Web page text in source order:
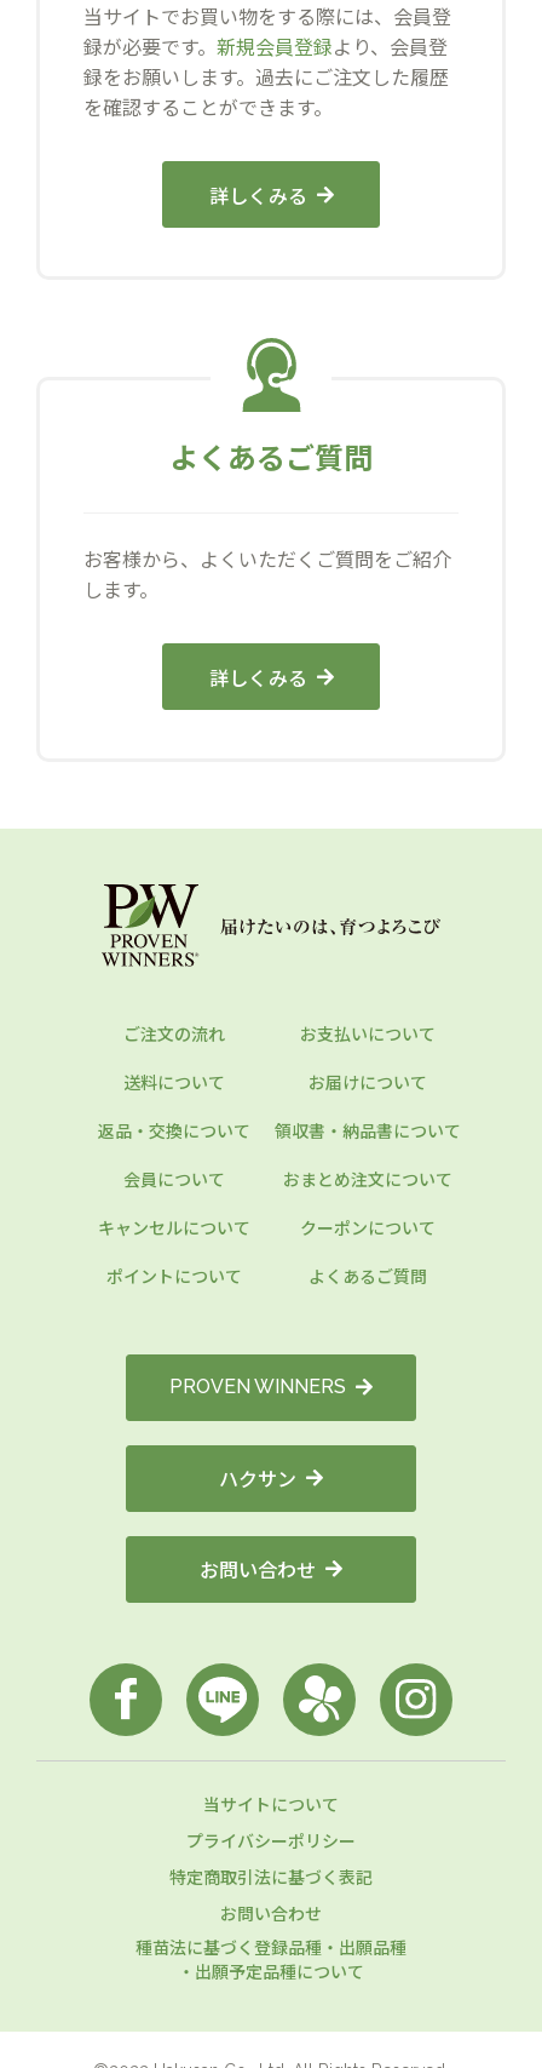
当サイトでお買い物をする際には、会員登
録が必要です。 新規会員登録より、会員登
録をお願いします。過去にご注文した履歴
を確認することができます。
詳しくみる
よくあるご質問
お客様から、よくいただくご質問をご紹介
します。
詳しくみる
ご注文の流れ
お支払いについて
送料について
お届けについて
返品・交換について
領収書・納品書について
会員について
おまとめ注文について
キャンセルについて
クーポンについて
ポイントについて
よくあるご質問
PROVEN WINNERS
ハクサン
お問い合わせ
当サイトについて
プライバシーポリシー
特定商取引法に基づく表記
お問い合わせ
種苗法に基づく登録品種・出願品種
・出願予定品種について